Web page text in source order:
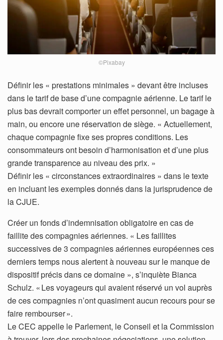
©Pixabay
Définir les « prestations minimales » devant être incluses
dans le tarif de base d’une compagnie aérienne. Le tarif le
plus bas devrait comporter un effet personnel, un bagage à
main, ou encore une réservation de siège. « Actuellement,
chaque compagnie fixe ses propres conditions. Les
consommateurs ont besoin d’harmonisation et d’une plus
grande transparence au niveau des prix. »
Définir les « circonstances extraordinaires » dans le texte
en incluant les exemples donnés dans la jurisprudence de
la CJUE.
Créer un fonds d’indemnisation obligatoire en cas de
faillite des compagnies aériennes. « Les faillites
successives de 3 compagnies aériennes européennes ces
derniers temps nous alertent à nouveau sur le manque de
dispositif précis dans ce domaine », s’inquiète Bianca
Schulz. « Les voyageurs qui avaient réservé un vol auprès
de ces compagnies n’ont quasiment aucun recours pour se
faire rembourser ».
Le CEC appelle le Parlement, le Conseil et la Commission